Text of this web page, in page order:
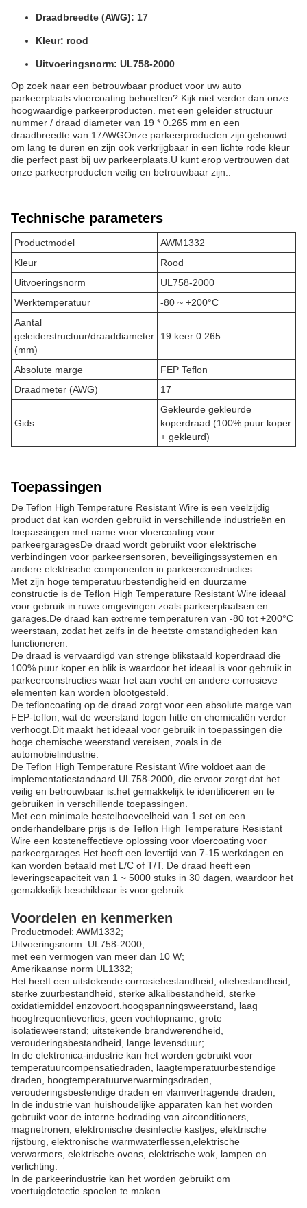
Draadbreedte (AWG): 17
Kleur: rood
Uitvoeringsnorm: UL758-2000
Op zoek naar een betrouwbaar product voor uw auto
parkeerplaats vloercoating behoeften? Kijk niet verder dan onze
hoogwaardige parkeerproducten. met een geleider structuur
nummer / draad diameter van 19 * 0.265 mm en een
draadbreedte van 17AWGOnze parkeerproducten zijn gebouwd
om lang te duren en zijn ook verkrijgbaar in een lichte rode kleur
die perfect past bij uw parkeerplaats.U kunt erop vertrouwen dat
onze parkeerproducten veilig en betrouwbaar zijn..
Technische parameters
Productmodel
AWM1332
Kleur
Rood
Uitvoeringsnorm
UL758-2000
Werktemperatuur
-80 ~ +200°C
Aantal
geleiderstructuur/draaddiameter
(mm)
19 keer 0.265
Absolute marge
FEP Teflon
Draadmeter (AWG)
17
Gids
Gekleurde gekleurde
koperdraad (100% puur koper
+ gekleurd)
Toepassingen
De Teflon High Temperature Resistant Wire is een veelzijdig
product dat kan worden gebruikt in verschillende industrieën en
toepassingen.met name voor vloercoating voor
parkeergaragesDe draad wordt gebruikt voor elektrische
verbindingen voor parkeersensoren, beveiligingssystemen en
andere elektrische componenten in parkeerconstructies.
Met zijn hoge temperatuurbestendigheid en duurzame
constructie is de Teflon High Temperature Resistant Wire ideaal
voor gebruik in ruwe omgevingen zoals parkeerplaatsen en
garages.De draad kan extreme temperaturen van -80 tot +200°C
weerstaan, zodat het zelfs in de heetste omstandigheden kan
functioneren.
De draad is vervaardigd van strenge blikstaald koperdraad die
100% puur koper en blik is.waardoor het ideaal is voor gebruik in
parkeerconstructies waar het aan vocht en andere corrosieve
elementen kan worden blootgesteld.
De tefloncoating op de draad zorgt voor een absolute marge van
FEP-teflon, wat de weerstand tegen hitte en chemicaliën verder
verhoogt.Dit maakt het ideaal voor gebruik in toepassingen die
hoge chemische weerstand vereisen, zoals in de
automobielindustrie.
De Teflon High Temperature Resistant Wire voldoet aan de
implementatiestandaard UL758-2000, die ervoor zorgt dat het
veilig en betrouwbaar is.het gemakkelijk te identificeren en te
gebruiken in verschillende toepassingen.
Met een minimale bestelhoeveelheid van 1 set en een
onderhandelbare prijs is de Teflon High Temperature Resistant
Wire een kosteneffectieve oplossing voor vloercoating voor
parkeergarages.Het heeft een levertijd van 7-15 werkdagen en
kan worden betaald met L/C of T/T. De draad heeft een
leveringscapaciteit van 1 ~ 5000 stuks in 30 dagen, waardoor het
gemakkelijk beschikbaar is voor gebruik.
Voordelen en kenmerken
Productmodel: AWM1332;
Uitvoeringsnorm: UL758-2000;
met een vermogen van meer dan 10 W;
Amerikaanse norm UL1332;
Het heeft een uitstekende corrosiebestandheid, oliebestandheid,
sterke zuurbestandheid, sterke alkalibestandheid, sterke
oxidatiemiddel enzovoort.hoogspanningsweerstand, laag
hoogfrequentieverlies, geen vochtopname, grote
isolatieweerstand; uitstekende brandwerendheid,
verouderingsbestandheid, lange levensduur;
In de elektronica-industrie kan het worden gebruikt voor
temperatuurcompensatiedraden, laagtemperatuurbestendige
draden, hoogtemperatuurverwarmingsdraden,
verouderingsbestendige draden en vlamvertragende draden;
In de industrie van huishoudelijke apparaten kan het worden
gebruikt voor de interne bedrading van airconditioners,
magnetronen, elektronische desinfectie kastjes, elektrische
rijstburg, elektronische warmwaterflessen,elektrische
verwarmers, elektrische ovens, elektrische wok, lampen en
verlichting.
In de parkeerindustrie kan het worden gebruikt om
voertuigdetectie spoelen te maken.